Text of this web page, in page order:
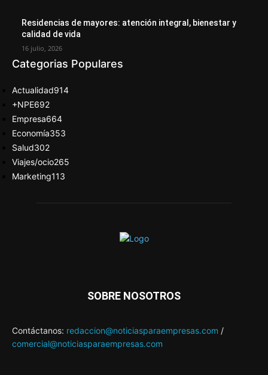
Residencias de mayores: atención integral, bienestar y
calidad de vida
16 julio, 2026
Categorias Populares
Actualidad914
+NPE692
Empresa664
Economía353
Salud302
Viajes/ocio265
Marketing113
SOBRE NOSOTROS
Contáctanos: redaccion@noticiasparaempresas.com /
comercial@noticiasparaempresas.com